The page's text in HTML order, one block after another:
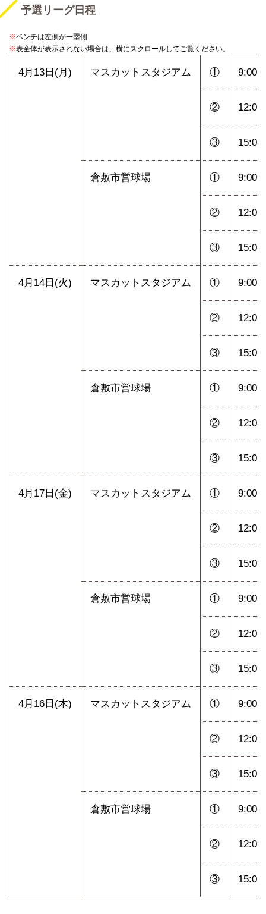
予選リーグ日程
※ベンチは左側が一塁側
※表全体が表示されない場合は、横にスクロールしてご覧ください。
4月13日(月) マスカットスタジアム ① 9:00
② 12:00
③ 15:00
倉敷市営球場 ① 9:00
② 12:00
③ 15:00
4月14日(火) マスカットスタジアム ① 9:00
② 12:00
③ 15:00
倉敷市営球場 ① 9:00
② 12:00
③ 15:00
4月17日(金) マスカットスタジアム ① 9:00
② 12:00
③ 15:00
倉敷市営球場 ① 9:00
② 12:00
③ 15:00
4月16日(木) マスカットスタジアム ① 9:00
② 12:00
③ 15:00
倉敷市営球場 ① 9:00
② 12:00
③ 15:00